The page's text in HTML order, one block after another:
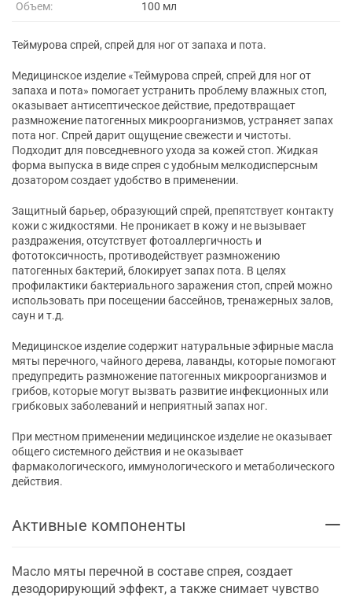
Объем: 100 мл
Теймурова спрей, спрей для ног от запаха и пота.
Медицинское изделие «Теймурова спрей, спрей для ног от
запаха и пота» помогает устранить проблему влажных стоп,
оказывает антисептическое действие, предотвращает
размножение патогенных микроорганизмов, устраняет запах
пота ног. Спрей дарит ощущение свежести и чистоты.
Подходит для повседневного ухода за кожей стоп. Жидкая
форма выпуска в виде спрея с удобным мелкодисперсным
дозатором создает удобство в применении.
Защитный барьер, образующий спрей, препятствует контакту
кожи с жидкостями. Не проникает в кожу и не вызывает
раздражения, отсутствует фотоаллергичность и
фототоксичность, противодействует размножению
патогенных бактерий, блокирует запах пота. В целях
профилактики бактериального заражения стоп, спрей можно
использовать при посещении бассейнов, тренажерных залов,
саун и т.д.
Медицинское изделие содержит натуральные эфирные масла
мяты перечного, чайного дерева, лаванды, которые помогают
предупредить размножение патогенных микроорганизмов и
грибов, которые могут вызвать развитие инфекционных или
грибковых заболеваний и неприятный запах ног.
При местном применении медицинское изделие не оказывает
общего системного действия и не оказывает
фармакологического, иммунологического и метаболического
действия.
Активные компоненты
Масло мяты перечной в составе спрея, создает
дезодорирующий эффект, а также снимает чувство